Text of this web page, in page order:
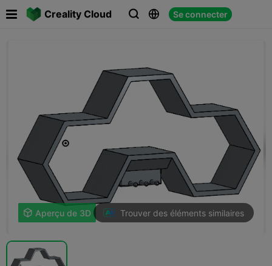
Creality Cloud   Se connecter
 Aperçu de 3D Trouver des éléments similaires